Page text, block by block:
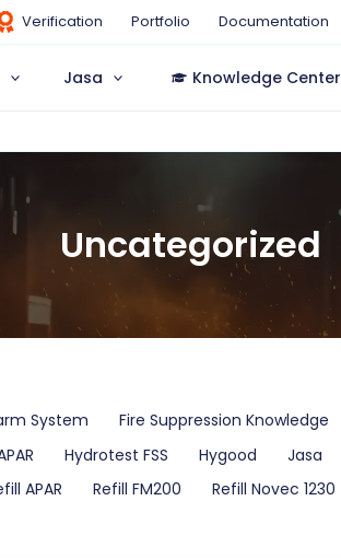
Verification Portfolio Documentation
Jasa Knowledge Center
Uncategorized
System Fire Suppression Knowledge
Hydrotest FSS Hygood Jasa
APAR Refill FM200 Refill Novec 1230